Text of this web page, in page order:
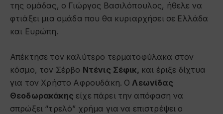
της ομάδας, ο Γιώργος Βασιλόπουλος, ήθελε να
φτιάξει μια ομάδα που θα κυριαρχήσει σε Ελλάδα
και Ευρώπη.
Απέκτησε τον καλύτερο τερματοφύλακα στον
κόσμο, τον Σέρβο Ντένις Σέφικ, και έριξε δίχτυα
για τον Χρήστο Αφρουδάκη. ΟΛεωνίδας
Θεοδωρακάκης είχε πάρει την απόφαση να
σπρώξει “τρελό” χρήμα για να επιστρέψει ο